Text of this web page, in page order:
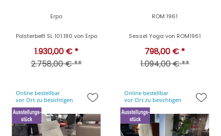
Erpo
Polsterbett SL 101.180 von Erpo
1.930,00 € *
2.758,00 € **
ROM 1961
Sessel Yoga von ROM1961
798,00 € *
1.094,00 € **
Online bestellbar
vor Ort zu besichtigen
Online bestellbar
vor Ort zu besichtigen